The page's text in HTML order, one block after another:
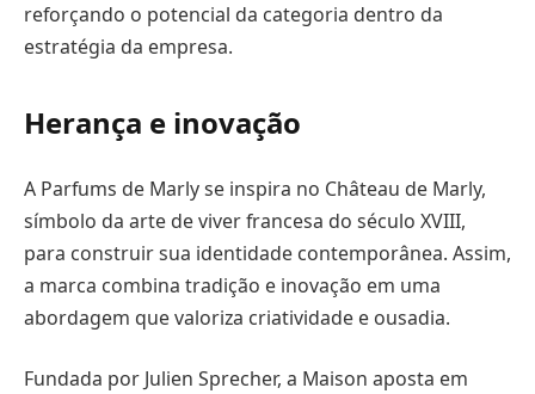
reforçando o potencial da categoria dentro da
estratégia da empresa.
Herança e inovação
A Parfums de Marly se inspira no Château de Marly,
símbolo da arte de viver francesa do século XVIII,
para construir sua identidade contemporânea. Assim,
a marca combina tradição e inovação em uma
abordagem que valoriza criatividade e ousadia.
Fundada por Julien Sprecher, a Maison aposta em